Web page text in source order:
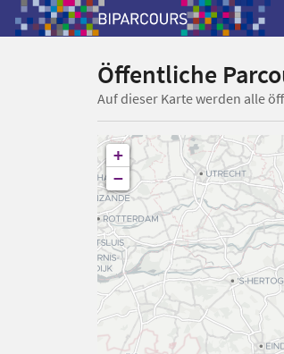
Öffentliche
Auf dieser Karte werden alle
+
−